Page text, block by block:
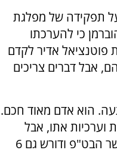
תפקידה של מפלגת
כי להערכתו
פוטנציאל אדיר לקדם
אבל דברים צריכים
הוא אדם מאוד חכם.
וערכיות אתו, אבל
כשהוא אומר שהוא רוצה להיות שר הבט"פ ודורש גם 6